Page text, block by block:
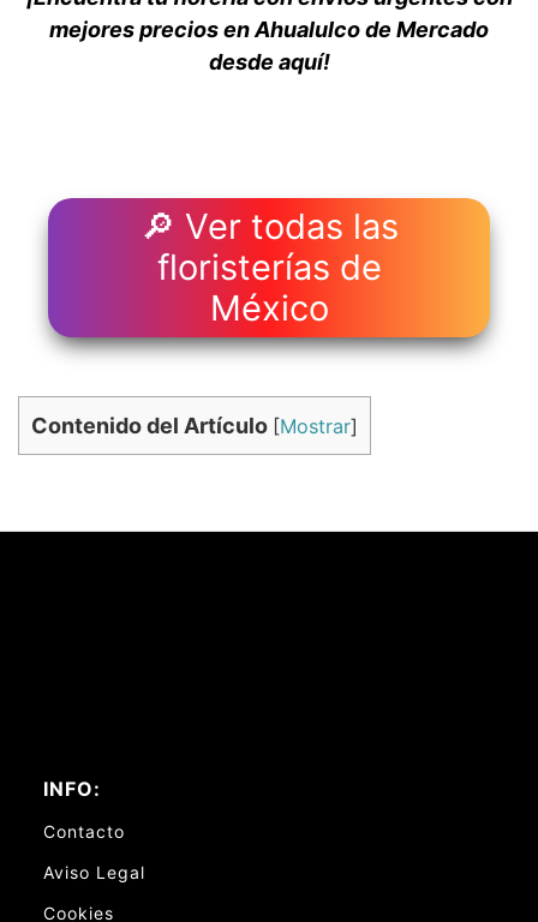
mejores precios en Ahualulco de Mercado
desde aquí!
🔎 Ver todas las
floristerías de
México
Contenido del Artículo [Mostrar]
INFO:
Contacto
Aviso Legal
Cookies